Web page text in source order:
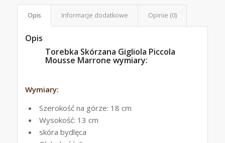
Opis Informacje dodatkowe Opinie (0)
Opis
Torebka Skórzana Gigliola Piccola
Mousse Marrone wymiary:
Wymiary:
Szerokość na górze: 18 cm
Wysokość: 13 cm
skóra bydlęca